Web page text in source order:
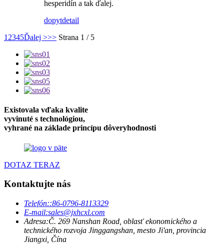
hesperidín a tak ďalej.
dopytdetail
1 2345Ďalej >>> Strana 1 / 5
Existovala vďaka kvalite
vyvinuté s technológiou,
vyhrané na základe princípu dôveryhodnosti
DOTAZ TERAZ
Kontaktujte nás
Telefón::86-0796-8113329
E-mail:sales@jxhcxl.com
Adresa:Č. 269 Nanshan Road, oblasť ekonomického a
technického rozvoja Jinggangshan, mesto Ji'an, provincia
Jiangxi, Čína